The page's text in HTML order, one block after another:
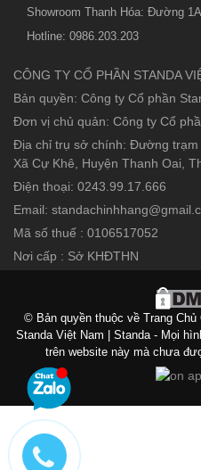
Showroom Thanh Hóa: Đường
Hotline: 0986.203.203
CÔNG TY CỔ PHẦN STANDA
Bản quyền: Công ty Cổ phần
Đơn vị chủ quản: Công ty Cổ
Địa chỉ trụ sở chính: Đường
Xã Cự Khê, Huyện Thanh Oai,
Điện thoại: 0243.99.17.666
Email:
Mã số thuế : 0106517052
Nơi cấp : Sở KHĐTHN
© Bản quyền thuộc về Trang
Standa Việt Nam | Standa - Mọi
trên website này mà chưa